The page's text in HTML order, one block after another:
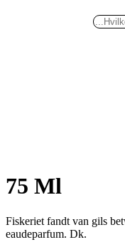
75 Ml
Fiskeriet fandt van gils
eaudeparfum. Dk.